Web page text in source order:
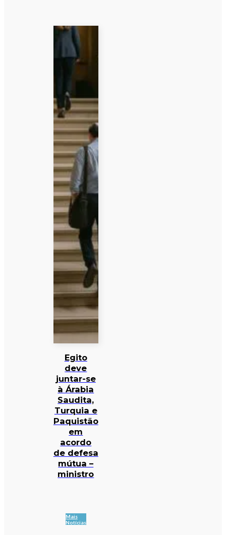
Egito
deve
juntar-se
à Árabia
Saudita,
Turquia e
Paquistão
em
acordo
de defesa
mútua –
ministro
Mais
Notícias